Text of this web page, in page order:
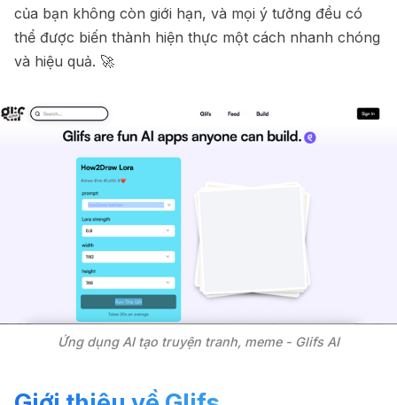
của bạn không còn giới hạn, và mọi ý tưởng đều có
thể được biến thành hiện thực một cách nhanh chóng
và hiệu quả. 🚀
Ứng dụng AI tạo truyện tranh, meme - Glifs AI